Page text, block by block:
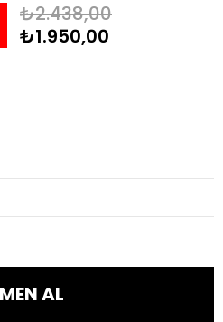
₺2.438,00
₺1.950,00